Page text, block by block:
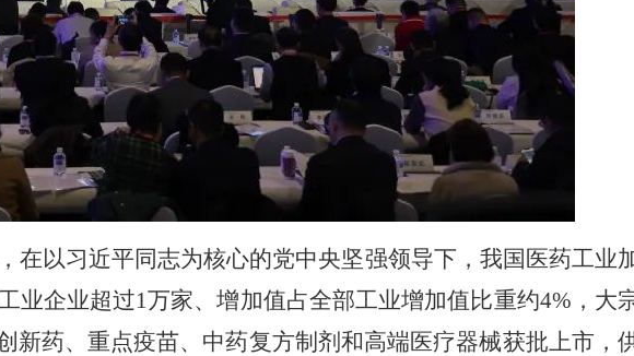
在以习近平同志为核心的党中央坚强领导下，我国医药工业
企业超过1万家、增加值占全部工业增加值比重约4%，大
新药、重点疫苗、中药复方制剂和高端医疗器械获批上市，